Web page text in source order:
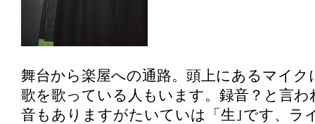
舞台から楽屋への通路。頭上にあるマイク
歌を歌っている人もいます。録音？と言わ
音もありますがたいていは「生｣です、ラ